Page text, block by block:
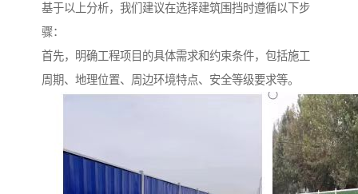
基于以上分析，我们建议在选择建筑围挡时遵循以下步
骤：
首先，明确工程项目的具体需求和约束条件，包括施工
周期、地理位置、周边环境特点、安全等级要求等。